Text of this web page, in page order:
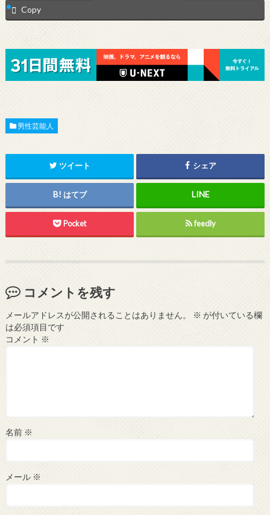
Copy
男性芸能人
ツイート シェア
はてブ
Pocket feedly
コメントを残す
メールアドレスが公開されることはありません。 ※ が付いている欄
は必須項目です
コメント ※
名前 ※
メール ※